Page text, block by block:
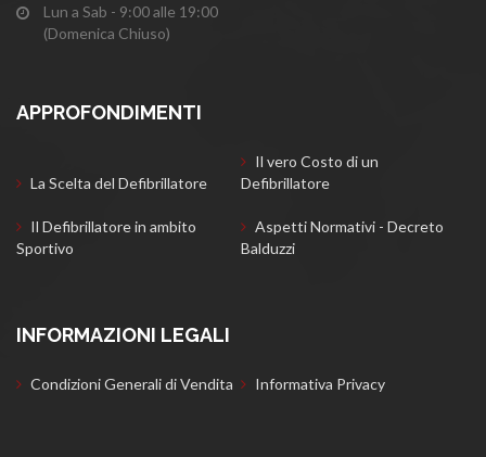
Lun a Sab - 9:00 alle 19:00
(Domenica Chiuso)
APPROFONDIMENTI
La Scelta del Defibrillatore
Il vero Costo di un
Defibrillatore
Il Defibrillatore in ambito
Sportivo
Aspetti Normativi - Decreto
Balduzzi
INFORMAZIONI LEGALI
Condizioni Generali di Vendita Informativa Privacy